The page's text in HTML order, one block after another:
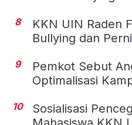
8
KKN UIN Raden
Bullying dan
9
Pemkot Sebut
Optimalisasi
10
Sosialisasi